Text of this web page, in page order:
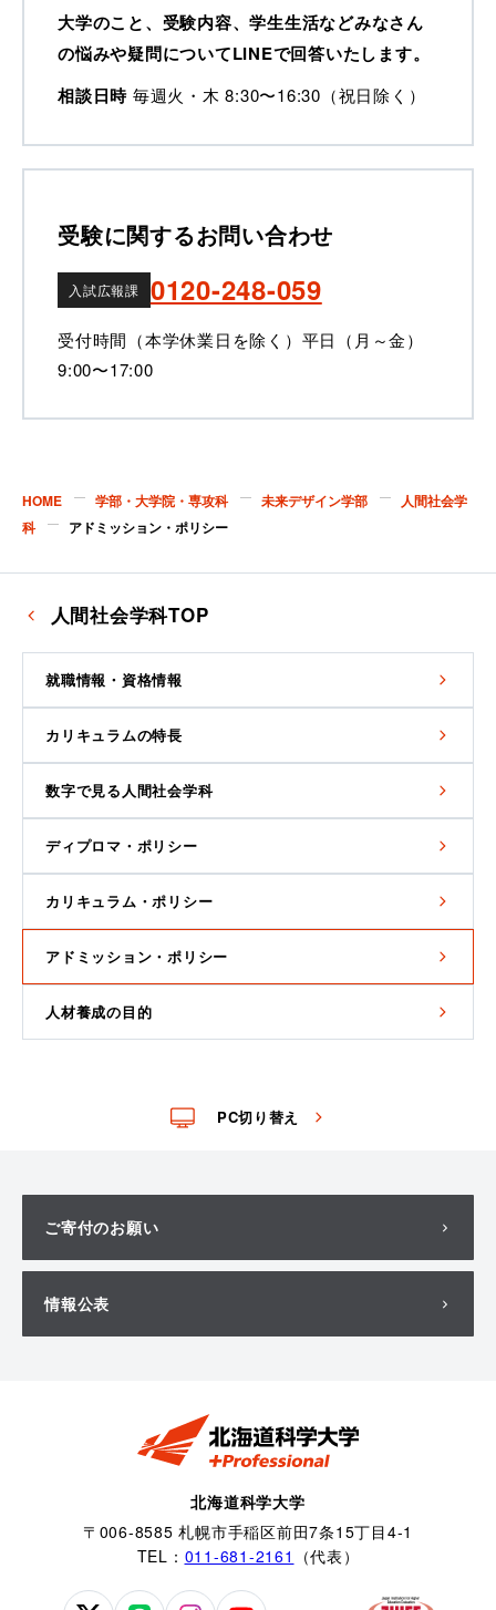
大学のこと、受験内容、学生生活などみなさん
の悩みや疑問についてLINEで回答いたします。
相談日時 毎週火・木 8:30〜16:30（祝日除く）
受験に関するお問い合わせ
入試広報課 0120-248-059
受付時間（本学休業日を除く） 平日（月～金）
9:00〜17:00
HOME 学部・大学院・専攻科 未来デザイン学部
人間社会学
科
アドミッション・ポリシー
人間社会学科TOP
就職情報・資格情報
カリキュラムの特長
数字で見る人間社会学科
ディプロマ・ポリシー
カリキュラム・ポリシー
アドミッション・ポリシー
人材養成の目的
PC切り替え
ご寄付のお願い
情報公表
北海道科学大学
〒006-8585 札幌市手稲区前田7条15丁目4-1
TEL： 011-681-2161 （代表）